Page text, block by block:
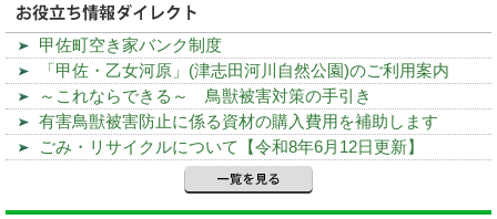
甲佐町空き家バンク制度
「甲佐・乙女河原」(津志田河川自然公園)のご利用案内
～これならできる～ 鳥獣被害対策の手引き
有害鳥獣被害防止に係る資材の購入費用を補助します
ごみ・リサイクルについて【令和8年6月12日更新】